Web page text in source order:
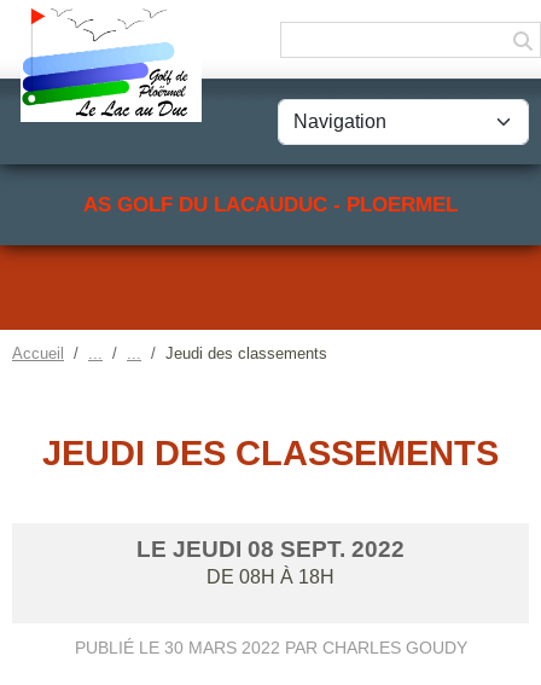
AS GOLF DU LACAUDUC - PLOERMEL
Accueil Jeudi des classements
JEUDI DES CLASSEMENTS
LE JEUDI 08 SEPT. 2022
DE 08H À 18H
PUBLIÉ LE 30 MARS 2022 PAR CHARLES GOUDY
Panneau de gestion des cookies